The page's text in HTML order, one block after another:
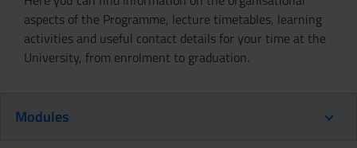
aspects of the Programme, lecture timetables, learning
activities and useful contact details for your time at the
University, from enrolment to graduation.
Modules